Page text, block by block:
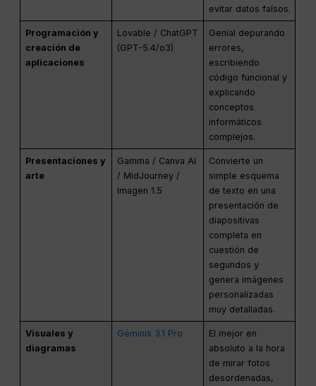
evitar datos falsos.
Programación y
creación de
aplicaciones
Lovable / ChatGPT
(GPT-5.4/o3)
Genial depurando
errores,
escribiendo
código funcional y
explicando
conceptos
informáticos
complejos.
Presentaciones y
arte
Gamma / Canva AI
/ MidJourney /
Imagen 1.5
Convierte un
simple esquema
de texto en una
presentación de
diapositivas
completa en
cuestión de
segundos y
genera imágenes
personalizadas
muy detalladas.
Visuales y
diagramas
Géminis 3.1 Pro
El mejor en
absoluto a la hora
de mirar fotos
desordenadas,